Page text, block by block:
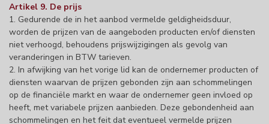
Artikel 9. De prijs
1. Gedurende de in het aanbod vermelde geldigheidsduur,
worden de prijzen van de aangeboden producten en/of diensten
niet verhoogd, behoudens prijswijzigingen als gevolg van
veranderingen in BTW tarieven.
2. In afwijking van het vorige lid kan de ondernemer producten of
diensten waarvan de prijzen gebonden zijn aan schommelingen
op de financiële markt en waar de ondernemer geen invloed op
heeft, met variabele prijzen aanbieden. Deze gebondenheid aan
schommelingen en het feit dat eventueel vermelde prijzen